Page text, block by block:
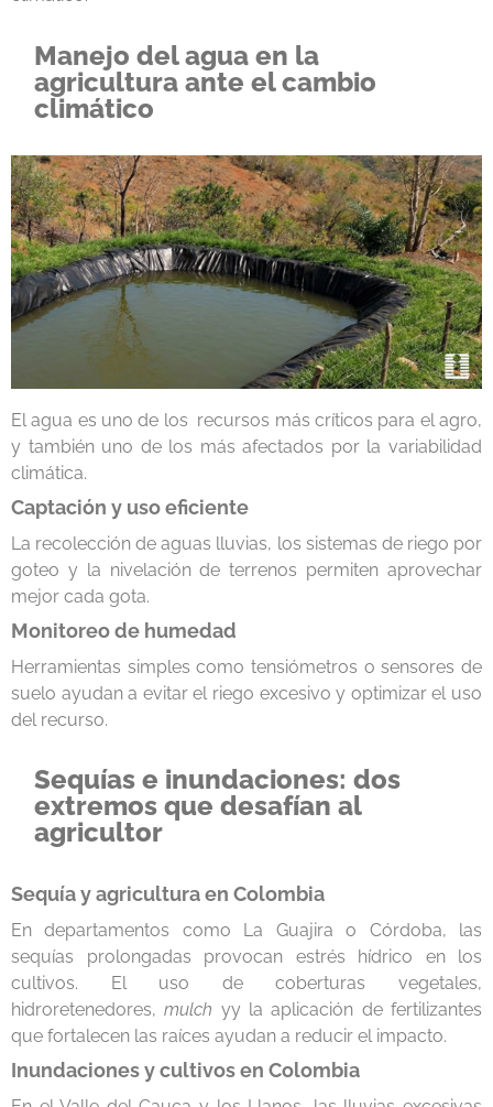
Manejo del agua en la
agricultura ante el cambio
climático
El agua es uno de los recursos más críticos para el agro,
y también uno de los más afectados por la variabilidad
climática.
Captación y uso eficiente
La recolección de aguas lluvias, los sistemas de riego por
goteo y la nivelación de terrenos permiten aprovechar
mejor cada gota.
Monitoreo de humedad
Herramientas simples como tensiómetros o sensores de
suelo ayudan a evitar el riego excesivo y optimizar el uso
del recurso.
Sequías e inundaciones: dos
extremos que desafían al
agricultor
Sequía y agricultura en Colombia
En departamentos como La Guajira o Córdoba, las
sequías prolongadas provocan estrés hídrico en los
cultivos. El uso de coberturas vegetales,
hidroretenedores,mulch yy la aplicación de fertilizantes
que fortalecen las raíces ayudan a reducir el impacto.
Inundaciones y cultivos en Colombia